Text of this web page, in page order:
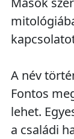
A név
Fontos
lehet.
a családi